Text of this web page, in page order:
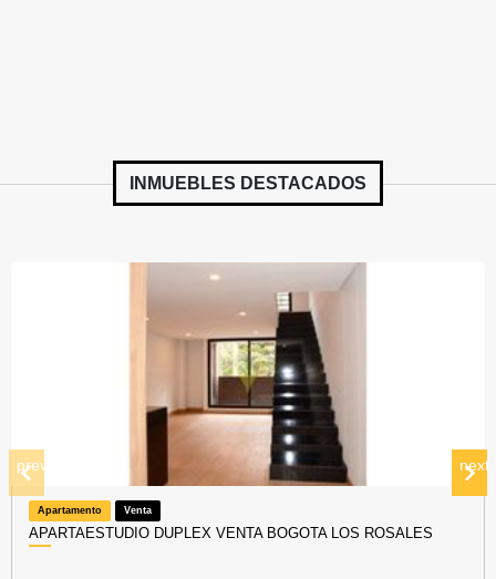
INMUEBLES DESTACADOS
Apartamento Venta
APARTAESTUDIO DUPLEX VENTA BOGOTA LOS ROSALES
prev next